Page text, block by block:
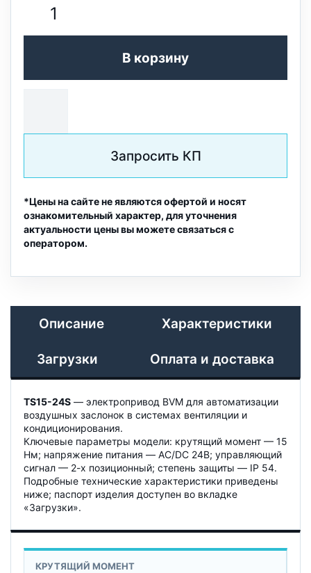
В корзину
Запросить КП
*Цены на сайте не являются офертой и носят
ознакомительный характер, для уточнения
актуальности цены вы можете связаться с
оператором.
Описание Характеристики
Загрузки Оплата и доставка
TS15-24S — электропривод BVM для автоматизации
воздушных заслонок в системах вентиляции и
кондиционирования.
Ключевые параметры модели: крутящий момент — 15
Нм; напряжение питания — AC/DC 24B; управляющий
сигнал — 2-х позиционный; степень защиты — IP 54.
Подробные технические характеристики приведены
ниже; паспорт изделия доступен во вкладке
«Загрузки».
КРУТЯЩИЙ МОМЕНТ